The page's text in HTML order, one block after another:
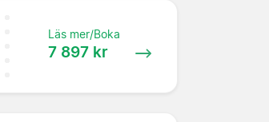
Läs mer/Boka
7 897 kr